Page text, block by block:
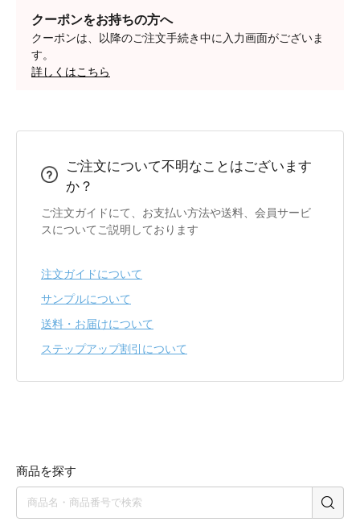
クーポンをお持ちの方へ
クーポンは、以降のご注文手続き中に入力画面がございま
す。
詳しくはこちら
ご注文について不明なことはございます
か？
ご注文ガイドにて、お支払い方法や送料、会員サービ
スについてご説明しております
注文ガイドについて
サンプルについて
送料・お届けについて
ステップアップ割引について
商品を探す